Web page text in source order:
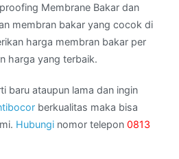
Membrane Bakar dan
membran bakar yang cocok di
harga membran bakar per
harga yang terbaik.
baru ataupun lama dan ingin
berkualitas maka bisa
Hubungi nomor telepon 0813